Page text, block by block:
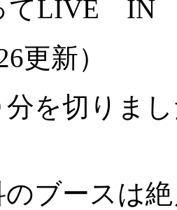
てLIVE IN
更新）
分を切りま
のブースは